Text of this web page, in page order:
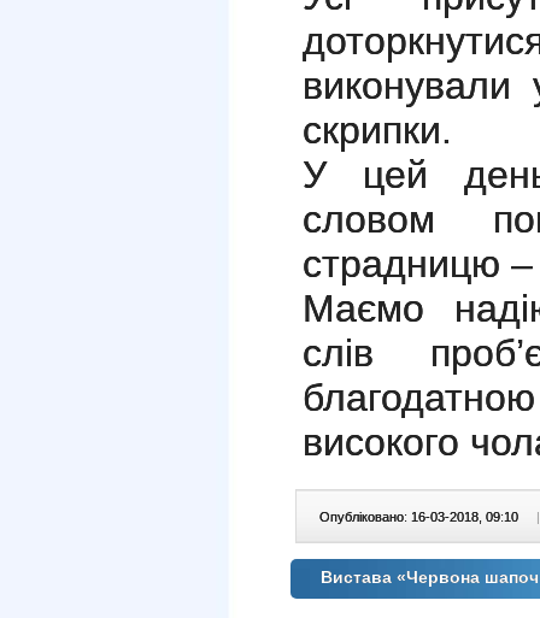
виконували
скрипки.
У цей
словом
страдницю –
Маємо
слів
високого
Опубліковано: 16-03-2018, 09:10 |
Вистава «Червона